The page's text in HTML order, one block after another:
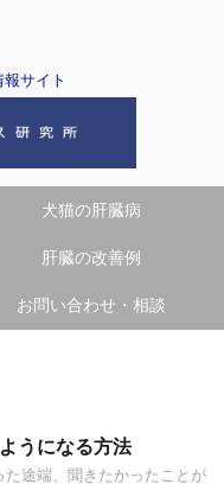
サイト
犬猫の肝臓病
肝臓の改善例
お問い合わせ・相談
うになる方法
途端、聞きたかったことが